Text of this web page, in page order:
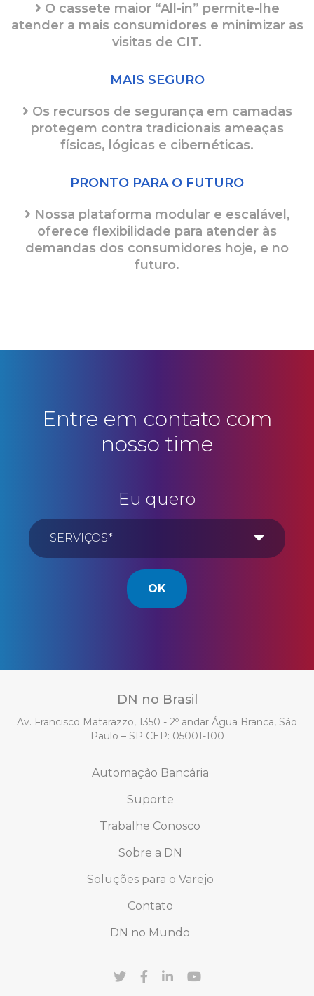
O cassete maior “All-in” permite-lhe
atender a mais consumidores e minimizar as
visitas de CIT.
MAIS SEGURO
Os recursos de segurança em camadas
protegem contra tradicionais ameaças
físicas, lógicas e cibernéticas.
PRONTO PARA O FUTURO
Nossa plataforma modular e escalável,
oferece flexibilidade para atender às
demandas dos consumidores hoje, e no
futuro.
Entre em contato com
nosso time
Eu quero
OK
DN no Brasil
Av. Francisco Matarazzo, 1350 - 2º andar Água Branca, São
Paulo – SP CEP: 05001-100
Automação Bancária
Suporte
Trabalhe Conosco
Sobre a DN
Soluções para o Varejo
Contato
DN no Mundo